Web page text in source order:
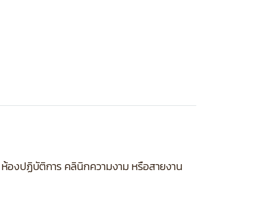
องปฏิบัติการ คลินิกความงาม หรือสายงาน